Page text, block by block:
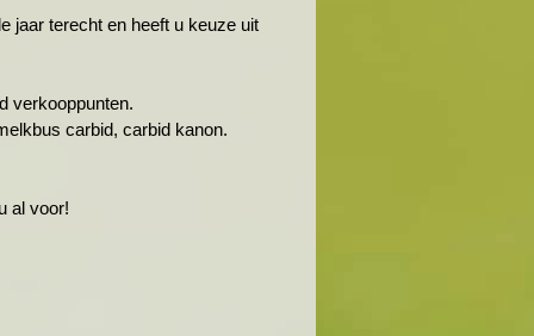
jaar terecht en heeft u keuze uit
verkooppunten.
carbid, carbid kanon.
al voor!